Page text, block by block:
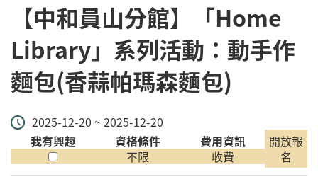
【中和員山分館】「Home
Library」系列活動：動手作
麵包(香蒜帕瑪森麵包)
2025-12-20 ~ 2025-12-20
我有興趣
資格條件
不限
費用資訊
收費
開放報
名